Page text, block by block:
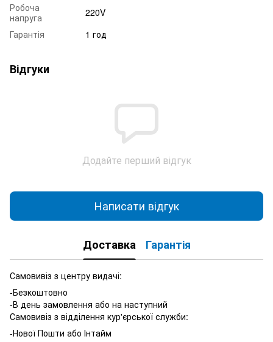
Робоча
напруга
220V
Гарантія
1 год
Відгуки
Додайте перший відгук
Написати відгук
Доставка Гарантія
Самовивіз з центру видачі:
-Безкоштовно
-В день замовлення або на наступний
Самовивіз з відділення кур'єрської служби:
-Нової Пошти або Інтайм